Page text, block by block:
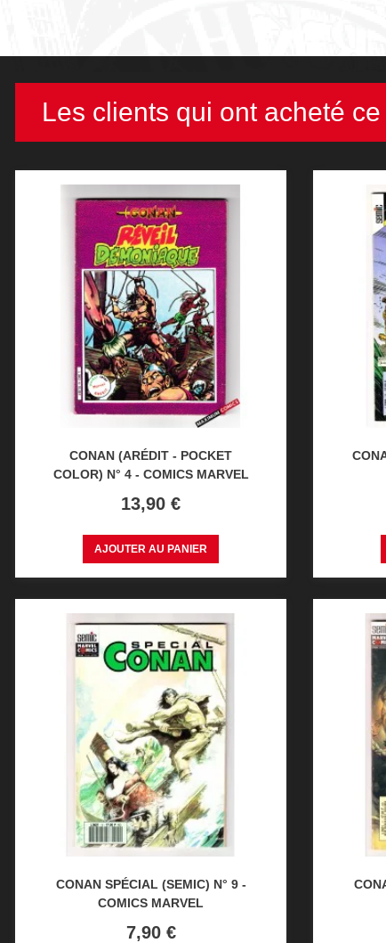
Les clients qui ont acheté
CONAN (ARÉDIT - POCKET
COLOR) N° 4 - COMICS MARVEL
Prix
13,90 €
AJOUTER AU PANIER
CONAN SPÉCIAL (SEMIC) N° 9 -
COMICS MARVEL
Prix
7,90 €